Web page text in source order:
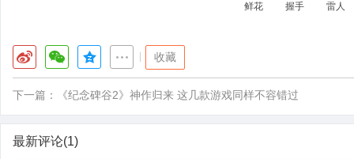
鲜花 握手 雷人
收藏
下一篇： 《纪念碑谷2》神作归来 这几款游戏同样不容错过
最新评论(1)